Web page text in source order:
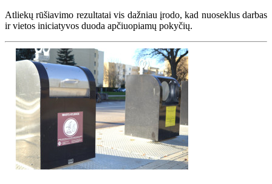
Atliekų rūšiavimo rezultatai vis dažniau įrodo, kad nuoseklus darbas
ir vietos iniciatyvos duoda apčiuopiamų pokyčių.